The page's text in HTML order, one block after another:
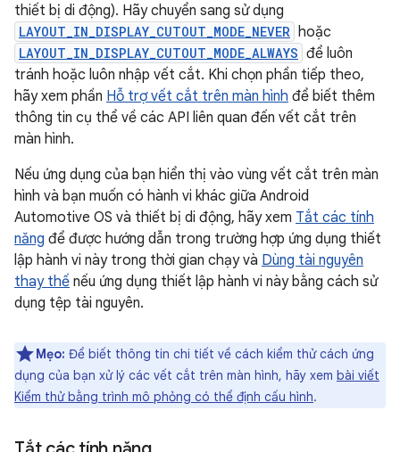
thiết bị di động). Hãy chuyển sang sử dụng
LAYOUT_IN_DISPLAY_CUTOUT_MODE_NEVER hoặc
LAYOUT_IN_DISPLAY_CUTOUT_MODE_ALWAYS để luôn
tránh hoặc luôn nhập vết cắt. Khi chọn phần tiếp theo,
hãy xem phần Hỗ trợ vết cắt trên màn hình để biết thêm
thông tin cụ thể về các API liên quan đến vết cắt trên
màn hình.
Nếu ứng dụng của bạn hiển thị vào vùng vết cắt trên màn
hình và bạn muốn có hành vi khác giữa Android
Automotive OS và thiết bị di động, hãy xem Tắt các tính
năng để được hướng dẫn trong trường hợp ứng dụng thiết
lập hành vi này trong thời gian chạy và Dùng tài nguyên
thay thế nếu ứng dụng thiết lập hành vi này bằng cách sử
dụng tệp tài nguyên.
Mẹo: Để biết thông tin chi tiết về cách kiểm thử cách ứng
dụng của bạn xử lý các vết cắt trên màn hình, hãy xem bài viết
Kiểm thử bằng trình mô phỏng có thể định cấu hình.